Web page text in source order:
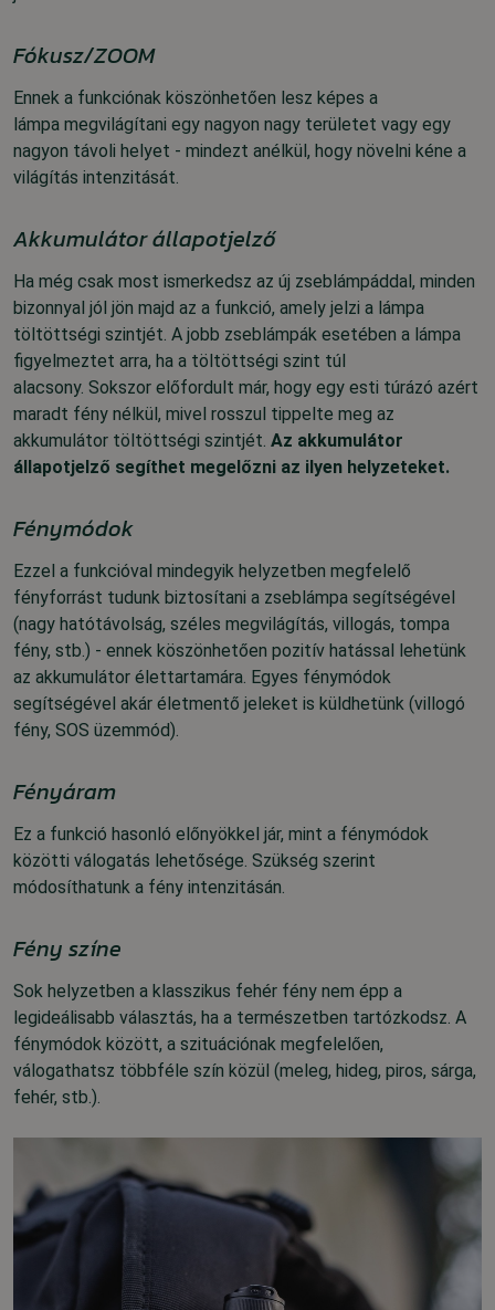
Fókusz/ZOOM
Ennek a funkciónak köszönhetően lesz képes a
lámpa megvilágítani egy nagyon nagy területet vagy egy
nagyon távoli helyet - mindezt anélkül, hogy növelni kéne a
világítás intenzitását.
Akkumulátor állapotjelző
Ha még csak most ismerkedsz az új zseblámpáddal, minden
bizonnyal jól jön majd az a funkció, amely jelzi a lámpa
töltöttségi szintjét. A jobb zseblámpák esetében a lámpa
figyelmeztet arra, ha a töltöttségi szint túl
alacsony. Sokszor előfordult már, hogy egy esti túrázó azért
maradt fény nélkül, mivel rosszul tippelte meg az
akkumulátor töltöttségi szintjét. Az akkumulátor
állapotjelző segíthet megelőzni az ilyen helyzeteket.
Fénymódok
Ezzel a funkcióval mindegyik helyzetben megfelelő
fényforrást tudunk biztosítani a zseblámpa segítségével
(nagy hatótávolság, széles megvilágítás, villogás, tompa
fény, stb.) - ennek köszönhetően pozitív hatással lehetünk
az akkumulátor élettartamára. Egyes fénymódok
segítségével akár életmentő jeleket is küldhetünk (villogó
fény, SOS üzemmód).
Fényáram
Ez a funkció hasonló előnyökkel jár, mint a fénymódok
közötti válogatás lehetősége. Szükség szerint
módosíthatunk a fény intenzitásán.
Fény színe
Sok helyzetben a klasszikus fehér fény nem épp a
legideálisabb választás, ha a természetben tartózkodsz. A
fénymódok között, a szituációnak megfelelően,
válogathatsz többféle szín közül (meleg, hideg, piros, sárga,
fehér, stb.).